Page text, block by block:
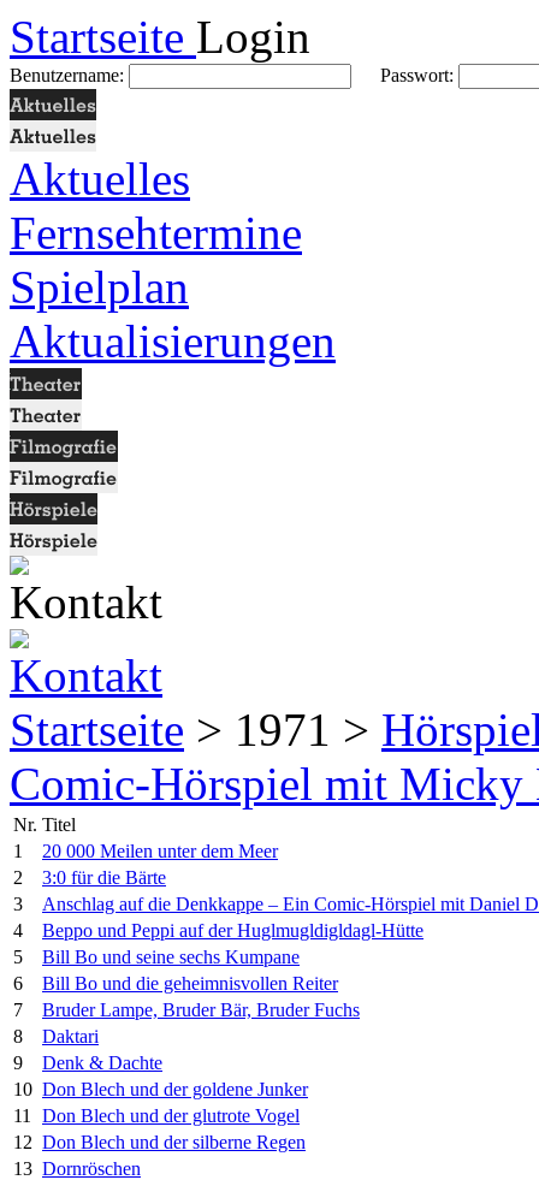
Startseite Login
Benutzername: Passwort:
Aktuelles
Fernsehtermine
Spielplan
Aktualisierungen
Startseite > 1971 >
Comic-Hörspiel mit Micky
Nr. Titel
1
20 000 Meilen unter dem Meer
2
3:0 für die Bärte
3
Anschlag auf die Denkkappe – Ein Comic-Hörspiel mit Daniel
4
Beppo und Peppi auf der Huglmugldigldagl-Hütte
5
Bill Bo und seine sechs Kumpane
6
Bill Bo und die geheimnisvollen Reiter
7
Bruder Lampe, Bruder Bär, Bruder Fuchs
8
Daktari
9
Denk & Dachte
10 Don Blech und der goldene Junker
11
Don Blech und der glutrote Vogel
12 Don Blech und der silberne Regen
13 Dornröschen